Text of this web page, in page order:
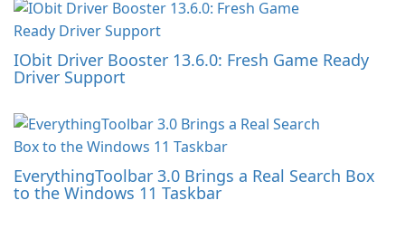
IObit Driver Booster 13.6.0: Fresh Game Ready
Driver Support
EverythingToolbar 3.0 Brings a Real Search Box
to the Windows 11 Taskbar